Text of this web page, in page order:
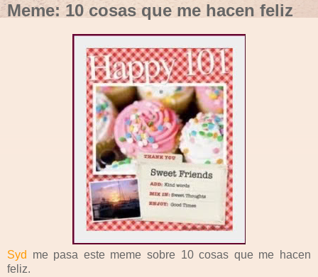
Meme: 10 cosas que me hacen feliz
Syd
me pasa este meme sobre 10 cosas que me hacen
feliz.